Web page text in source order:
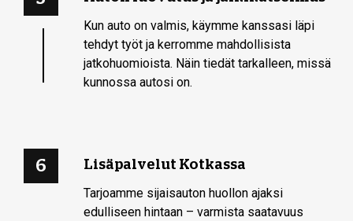
Kun auto on valmis, käymme kanssasi läpi
tehdyt työt ja kerromme mahdollisista
jatkohuomioista. Näin tiedät tarkalleen, missä
kunnossa autosi on.
6 Lisäpalvelut Kotkassa
Tarjoamme sijaisauton huollon ajaksi
edulliseen hintaan – varmista saatavuus